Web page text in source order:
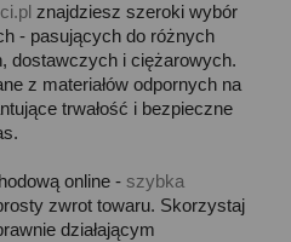
znajdziesz szeroki wybór
- pasujących do różnych
dostawczych i ciężarowych.
z materiałów odpornych na
trwałość i bezpieczne
online -szybka
zwrot towaru. Skorzystaj
działającym